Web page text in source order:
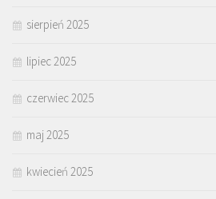
sierpień 2025
lipiec 2025
czerwiec 2025
maj 2025
kwiecień 2025